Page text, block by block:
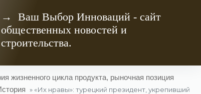
→ Ваш Выбор Инноваций - сайт
общественных новостей и
строительства.
жизненного цикла продукта, рыночная позиция
» «Их нравы»: турецкий президент, укрепивший